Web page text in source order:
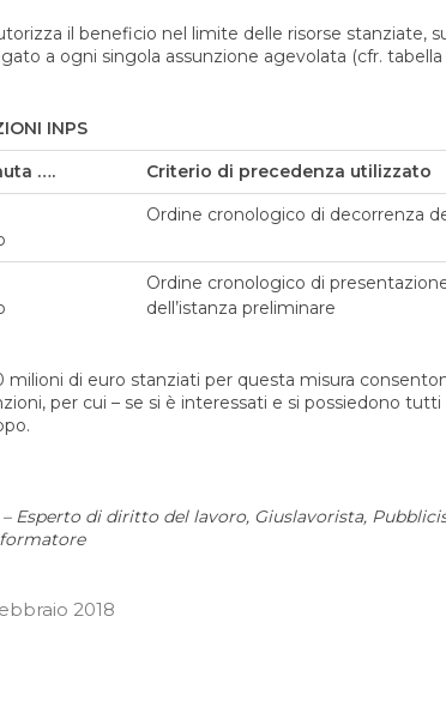
il beneficio nel limite delle risorse stanziate,
a ogni singola assunzione agevolata (cfr.
INPS
….
Criterio di precedenza utilizzato
Ordine cronologico di decorrenza
Ordine cronologico di
dell’istanza preliminare
milioni di euro stanziati per questa misura
per cui – se si è interessati e si possiedono
Esperto di diritto del lavoro, Giuslavorista,
2018